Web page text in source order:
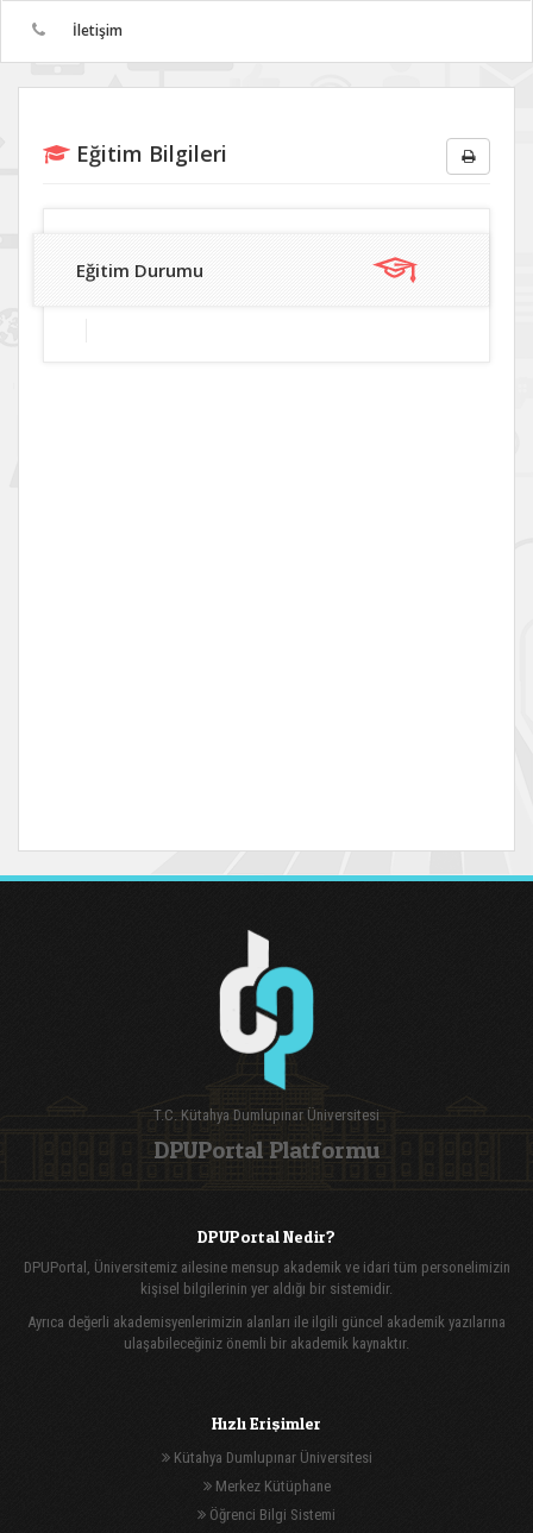
İletişim
Eğitim Bilgileri
Eğitim Durumu
T.C. Kütahya Dumlupınar Üniversitesi
DPUPortal Platformu
DPUPortal Nedir?
DPUPortal, Üniversitemiz ailesine mensup akademik ve idari tüm personelimizin
kişisel bilgilerinin yer aldığı bir sistemidir.
Ayrıca değerli akademisyenlerimizin alanları ile ilgili güncel akademik yazılarına
ulaşabileceğiniz önemli bir akademik kaynaktır.
Hızlı Erişimler
Kütahya Dumlupınar Üniversitesi
Merkez Kütüphane
Öğrenci Bilgi Sistemi